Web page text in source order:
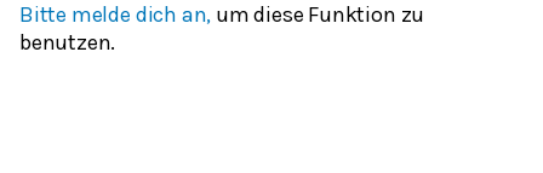
Bitte melde dich an, um diese Funktion zu
benutzen.